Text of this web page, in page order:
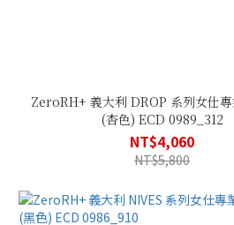
ZeroRH+ 義大利 DROP 系列女仕
(杏色) ECD 0989_312
NT$4,060
NT$5,800